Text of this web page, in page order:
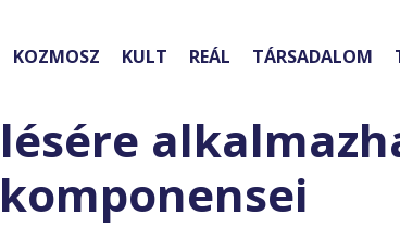
KOZMOSZ KULT REÁL TÁRSADALOM